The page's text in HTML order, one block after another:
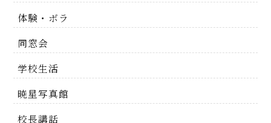
体験・ボラ
同窓会
学校生活
暁星写真館
校長講話